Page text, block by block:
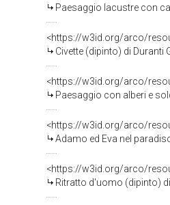
Paesaggio lacustre con
<https://w3id.org/arco/
Civette (dipinto) di Duranti
<https://w3id.org/arco/
Paesaggio con alberi e
<https://w3id.org/arco/
Adamo ed Eva nel
<https://w3id.org/arco/
Ritratto d'uomo (dipinto)